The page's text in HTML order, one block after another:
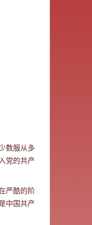
数服从多
党的共产
严酷的阶
中国共产